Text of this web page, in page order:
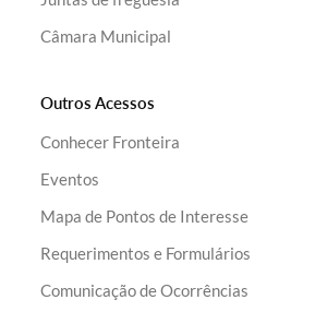
Câmara Municipal
Outros Acessos
Conhecer Fronteira
Eventos
Mapa de Pontos de Interesse
Requerimentos e Formulários
Comunicação de Ocorrências